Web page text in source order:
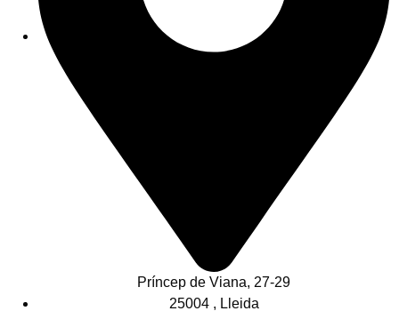
Príncep de Viana, 27-29
25004 , Lleida